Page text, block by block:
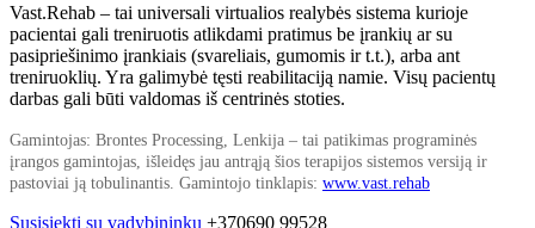
Vast.Rehab – tai universali virtualios realybės sistema kurioje
pacientai gali treniruotis atlikdami pratimus be įrankių ar su
pasipriešinimo įrankiais (svareliais, gumomis ir t.t.), arba ant
treniruoklių. Yra galimybė tęsti reabilitaciją namie. Visų pacientų
darbas gali būti valdomas iš centrinės stoties.
Gamintojas: Brontes Processing, Lenkija – tai patikimas programinės
įrangos gamintojas, išleidęs jau antrąją šios terapijos sistemos versiją ir
pastoviai ją tobulinantis. Gamintojo tinklapis: www.vast.rehab
Susisiekti su vadybininku +370690 99528